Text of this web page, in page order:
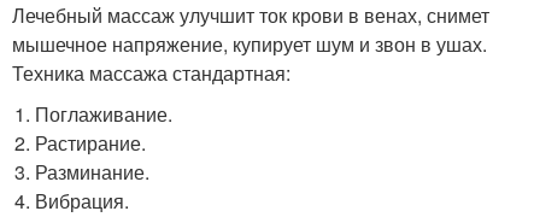
Лечебный массаж улучшит ток крови в венах, снимет
мышечное напряжение, купирует шум и звон в ушах.
Техника массажа стандартная:
Поглаживание.
Растирание.
Разминание.
Вибрация.